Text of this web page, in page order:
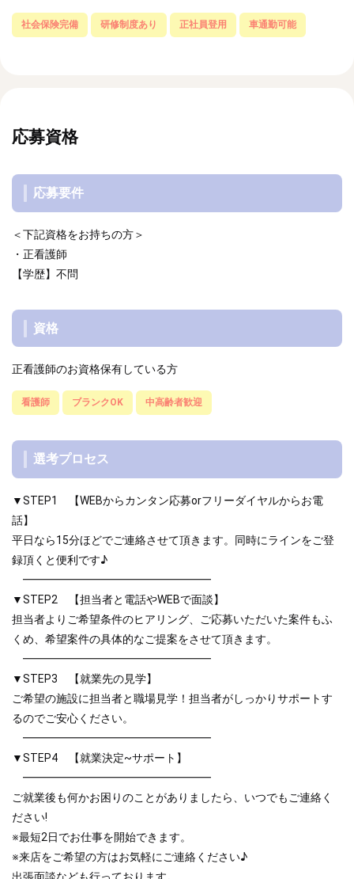
社会保険完備 研修制度あり 正社員登用 車通勤可能
応募資格
応募要件
＜下記資格をお持ちの方＞
・正看護師
【学歴】不問
資格
正看護師のお資格保有している方
看護師 ブランクOK 中高齢者歓迎
選考プロセス
▼STEP1 【WEBからカンタン応募orフリーダイヤルからお電
話】
平日なら15分ほどでご連絡させて頂きます。同時にラインをご登
録頂くと便利です♪
━━━━━━━━━━━━━━━━━
▼STEP2 【担当者と電話やWEBで面談】
担当者よりご希望条件のヒアリング、ご応募いただいた案件もふ
くめ、希望案件の具体的なご提案をさせて頂きます。
━━━━━━━━━━━━━━━━━
▼STEP3 【就業先の見学】
ご希望の施設に担当者と職場見学！担当者がしっかりサポートす
るのでご安心ください。
━━━━━━━━━━━━━━━━━
▼STEP4 【就業決定~サポート】
━━━━━━━━━━━━━━━━━
ご就業後も何かお困りのことがありましたら、いつでもご連絡く
ださい!
※最短2日でお仕事を開始できます。
※来店をご希望の方はお気軽にご連絡ください♪